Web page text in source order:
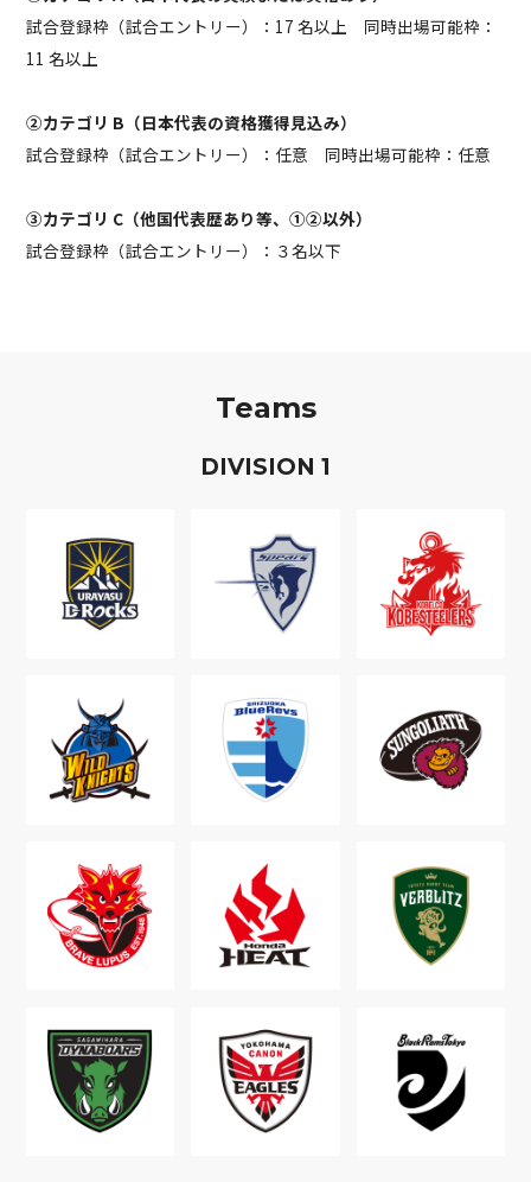
試合登録枠（試合エントリー）：17 名以上 同時出場可能枠：
11 名以上
②カテゴリ B（日本代表の資格獲得見込み）
試合登録枠（試合エントリー）：任意 同時出場可能枠：任意
③カテゴリ C（他国代表歴あり等、①②以外）
試合登録枠（試合エントリー）：３名以下
Teams
DIVISION 1